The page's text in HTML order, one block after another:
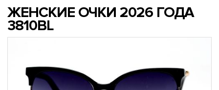
ЖЕНСКИЕ ОЧКИ 2026 ГОДА
3810BL